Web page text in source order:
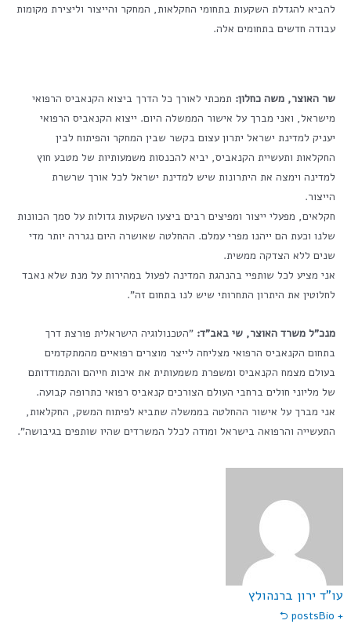
להביא להגדלת השקעות בתחומי החקלאות, המחקר והייצור וליצירת מקומות
עבודה חדשים בתחומים אלה.
שר האוצר, משה כחלון: תמכתי לאורך כל הדרך ביצוא הקנאביס הרפואי
מישראל, ואני מברך על אישור הממשלה היום. ייצוא הקנאביס הרפואי
יעניק למדינת ישראל יתרון עצום בקשר שבין המחקר והפיתוח לבין
החקלאות ותעשיית הקנאביס, יביא להכנסות משמעותיות של מטבע חוץ
למדינה וימצה את היתרונות שיש למדינת ישראל לכל אורך שרשרת
הייצור.
חקלאים, מפעלי ייצור ומפיצים רבים ביצעו השקעות גדולות על סמך הכוונות
שלנו וכעת הם ייהנו מפרי עמלם. ההחלטה שאושרה היום נגררה יותר מדי
שנים ללא הצדקה ממשית.
אני מציע לכל שותפיי בהנהגת המדינה לפעול במהירות על מנת שלא נאבד
לחלוטין את היתרון התחרותי שיש לנו בתחום זה".
מנכ"ל משרד האוצר, שי באב"ד: "הטכנולוגיה הישראלית פורצת דרך
בתחום הקנאביס הרפואי מצליחה לייצר מוצרים רפואיים מהמתקדמים
בעולם מצמח הקנאביס ומשפרת משמעותית את איכות חייהם והתמודדותם
של מליוני חולים ברחבי העולם הצורכים קנאביס רפואי כתרופה קבועה.
אני מברך על אישור ההחלטה בממשלה שתביא לפיתוח המשק, החקלאות,
התעשייה והרפואה בישראל ומודה לכלל המשרדים שהיו שותפים בגיבושה".
עו"ד ירון ברנהולץ
+ posts
Bio ⮌